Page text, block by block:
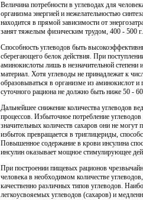
Величина потребности в углеводах для
организма энергией и нежелательностью
находится в прямой зависимости от
занят тяжелым физическим трудом, 400 - 500
Способность углеводов быть
сберегающего белок действия. При
аминокислоты лишь в незначительной степени
материал. Хотя углеводы не принадлежат к
образовываться в организме из аминокислот
суточного рациона не должно быть ниже 50 -
Дальнейшее снижение количества углеводов
процессов. Избыточное потребление
значительных количеств сахаров они не могут
избыток превращается в триглицериды,
Повышенное содержание в крови инсулина
инсулин оказывает мощное стимулирующее
При построении пищевых рационов
человека в необходимом количестве
качественно различных типов углеводов.
легкоусвояемых углеводов (сахаров) и